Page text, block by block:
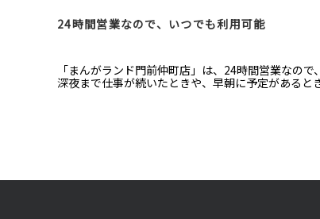
24時間営業なので、いつでも利用可能
「まんがランド門前仲町店」は、24時間営業なので
深夜まで仕事が続いたときや、早朝に予定があると